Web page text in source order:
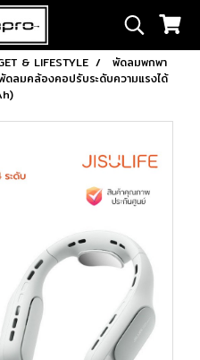
& LIFESTYLE
พัดลมพกพา
ลมคล้องคอปรับระดับความแรงได้